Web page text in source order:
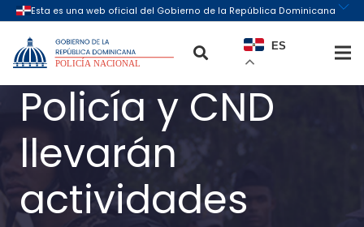
ES
Policía y CND
llevarán
actividades